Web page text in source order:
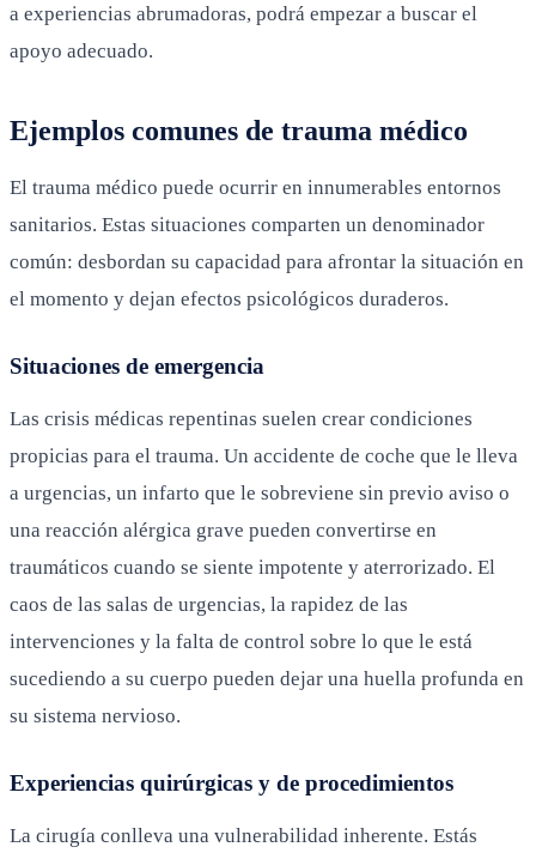
a experiencias abrumadoras, podrá empezar a buscar el
apoyo adecuado.
Ejemplos comunes de trauma médico
El trauma médico puede ocurrir en innumerables entornos
sanitarios. Estas situaciones comparten un denominador
común: desbordan su capacidad para afrontar la situación en
el momento y dejan efectos psicológicos duraderos.
Situaciones de emergencia
Las crisis médicas repentinas suelen crear condiciones
propicias para el trauma. Un accidente de coche que le lleva
a urgencias, un infarto que le sobreviene sin previo aviso o
una reacción alérgica grave pueden convertirse en
traumáticos cuando se siente impotente y aterrorizado. El
caos de las salas de urgencias, la rapidez de las
intervenciones y la falta de control sobre lo que le está
sucediendo a su cuerpo pueden dejar una huella profunda en
su sistema nervioso.
Experiencias quirúrgicas y de procedimientos
La cirugía conlleva una vulnerabilidad inherente. Estás